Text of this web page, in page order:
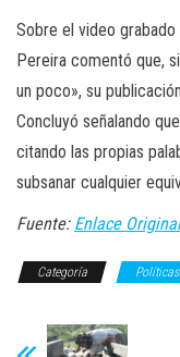
Sobre el video
Pereira comentó que,
un poco», su
Concluyó señalando
citando las propias
subsanar cualquier
Fuente: Enlace Original
Categoría Políticas